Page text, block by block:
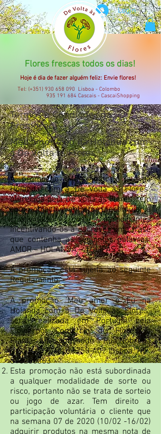
Login
Flores frescas todos os dias!
Hoje é dia de fazer alguém feliz: Envie flores!
Tel: (+351) 930 658 090 Lisboa - Colombo
935 191 684 Cascais - CascaiShopping
Termos e Condições da
Promoção
Meu amor e eu na Holanda com
a De Volta às Flores
A promoção ‘Meu amor e eu na
Holanda com a De Volta às Flores’,
oferecida pela De Volta às Flores, tem
como objectivo entreter e estimular a
criatividade dos participantes
incentivando-os a escrever uma frase
que contenha as seguintes palavras:
AMOR – HOLANDA – TULIPAS.
A promoção está sujeita ao seguinte
Regulamento:
A promoção ‘Meu amor e Eu na
Holanda com a De Volta às Flores”
será realizada em Portugal pela
Flowerpot Comércio de Flores e
Plantas LDA, com sede à Rua Nóbrega
e Sousa, 9D/6D,1750-407Lisboa, NIF:
515260363
Esta promoção não está subordinada
a qualquer modalidade de sorte ou
risco, portanto não se trata de sorteio
ou jogo de azar. Tem direito a
participação voluntária o cliente que
na semana 07 de 2020 (10/02 -16/02)